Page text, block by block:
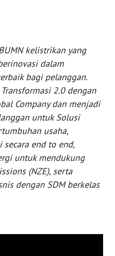
kelistrikan yang
dalam
bagi pelanggan.
2.0 dengan
Company dan menjadi
untuk Solusi
usaha,
end to end,
untuk mendukung
(NZE), serta
dengan SDM berkelas